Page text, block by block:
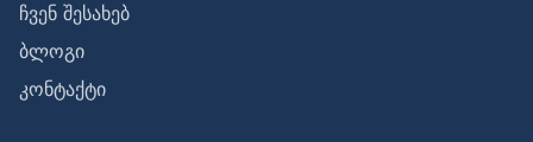
ჩვენ შესახებ
ბლოგი
კონტაქტი